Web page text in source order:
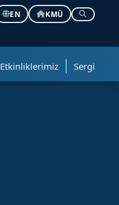
EN
KMÜ
Etkinliklerimiz Sergi